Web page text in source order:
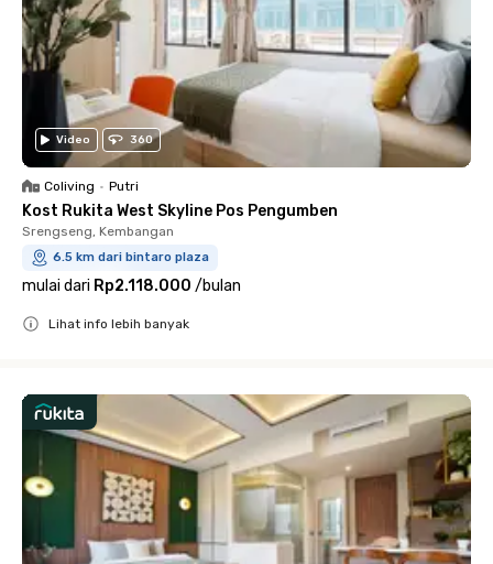
Video 360
Coliving • Putri
Kost Rukita West Skyline Pos Pengumben
Srengseng, Kembangan
6.5 km dari bintaro plaza
mulai dari Rp2.118.000 /bulan
Lihat info lebih banyak